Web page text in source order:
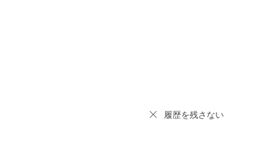
履歴を残さない